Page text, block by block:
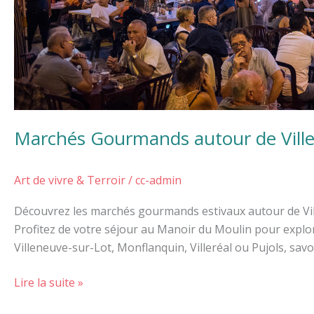
Marchés Gourmands autour de
Art de vivre & Terroir/cc-admin
Découvrez les marchés gourmands estivaux autour de
Profitez de votre séjour au Manoir du Moulin pour
Villeneuve-sur-Lot, Monflanquin, Villeréal ou Pujols,
Lire la suite »